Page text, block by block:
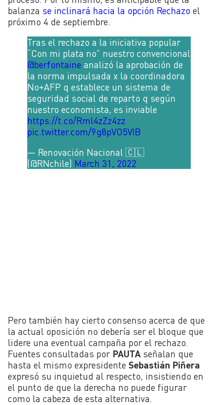
balanza se inclinará hacia la opción Rechazo el
próximo 4 de septiembre.
Tras el rechazo a la iniciativa popular
“Con mi plata no” nuestro convencional
@berfontaine analizó la aprobación de
la norma impulsada x la coordinadora
No+AFP q establece un sistema de
seguridad social de reparto q según
nuestro economista, es inviable
https://t.co/Rml4zZz4zz
pic.twitter.com/9g8pVO5VIB
— Renovación Nacional 🇨🇱
(@RNchile) March 31, 2022
Pero también hay cierto consenso acerca de que
la actual oposición no debería ser el bloque que
lidere una eventual campaña por el rechazo.
Fuentes consultadas por PAUTA señalan que
hasta el mismo expresidente Sebastián Piñera
expresó su inquietud al respecto, insistiendo en
el punto de que la derecha no puede figurar
como la cabeza de esta alternativa.